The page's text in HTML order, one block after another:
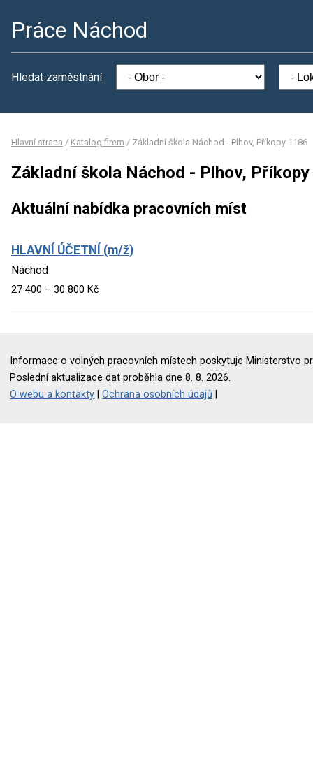
Práce Náchod
Hledat zaměstnání
Hlavní strana / Katalog firem / Základní škola Náchod - Plhov, Příkopy 1186
Základní škola Náchod - Plhov,
Aktuální nabídka pracovních míst
HLAVNÍ ÚČETNÍ (m/ž)
Náchod
27 400 – 30 800 Kč
Informace o volných pracovních místech poskytuje Ministerstvo
Poslední aktualizace dat proběhla dne 8. 8. 2026.
O webu a kontakty |Ochrana osobních údajů